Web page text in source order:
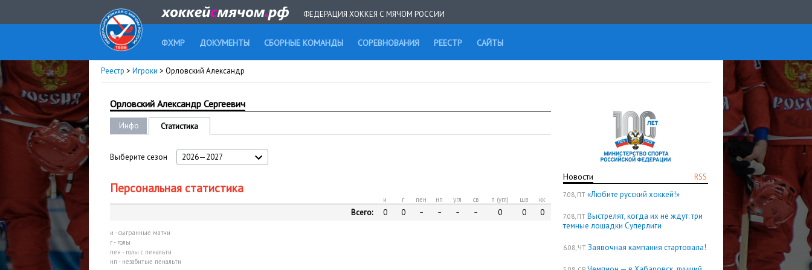
ФЕДЕРАЦИЯ ХОККЕЯ С МЯЧОМ РОССИИ
ФХМР ДОКУМЕНТЫ СБОРНЫЕ КОМАНДЫ СОРЕВНОВАНИЯ РЕЕСТР САЙТЫ
Реестр > Игроки > Орловский Александр
RSS
Новости
7.08, ПТ «Любите русский хоккей!»
7.08, ПТ Выстрелят, когда их не ждут: три
темные лошадки Суперлиги
6.08, ЧТ Заявочная кампания стартовала!
Орловский Александр Сергеевич
Инфо Статистика
Выберите сезон 2026—2027
Персональная статистика
и г пен нп угл св п (угл) шв кк
Всего: 0 0 – – – – 0 0 0
и - сыгранные матчи
г - голы
пен - голы с пенальти
нп - незабитые пенальти